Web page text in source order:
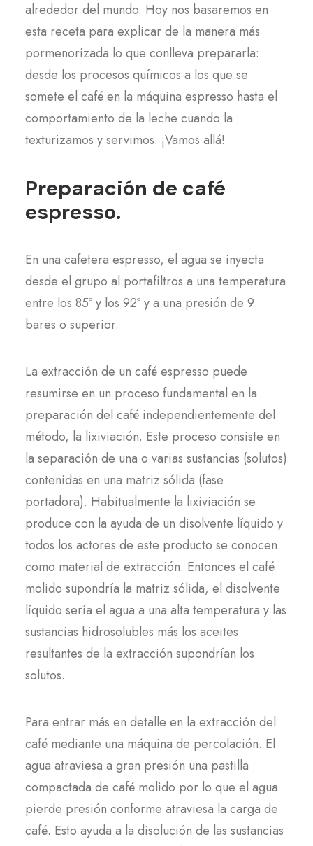
alrededor del mundo. Hoy nos basaremos en
esta receta para explicar de la manera más
pormenorizada lo que conlleva prepararla:
desde los procesos químicos a los que se
somete el café en la máquina espresso hasta el
comportamiento de la leche cuando la
texturizamos y servimos. ¡Vamos allá!
Preparación de café
espresso.
En una cafetera espresso, el agua se inyecta
desde el grupo al portafiltros a una temperatura
entre los 85º y los 92º y a una presión de 9
bares o superior.
La extracción de un café espresso puede
resumirse en un proceso fundamental en la
preparación del café independientemente del
método, la lixiviación. Este proceso consiste en
la separación de una o varias sustancias (solutos)
contenidas en una matriz sólida (fase
portadora). Habitualmente la lixiviación se
produce con la ayuda de un disolvente líquido y
todos los actores de este producto se conocen
como material de extracción. Entonces el café
molido supondría la matriz sólida, el disolvente
líquido sería el agua a una alta temperatura y las
sustancias hidrosolubles más los aceites
resultantes de la extracción supondrían los
solutos.
Para entrar más en detalle en la extracción del
café mediante una máquina de percolación. El
agua atraviesa a gran presión una pastilla
compactada de café molido por lo que el agua
pierde presión conforme atraviesa la carga de
café. Esto ayuda a la disolución de las sustancias